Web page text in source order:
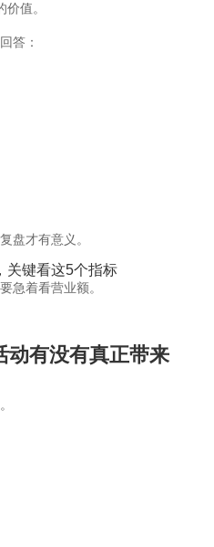
值。
答：
盘才有意义。
关键看这5个指标
急着看营业额。
动有没有真正带来